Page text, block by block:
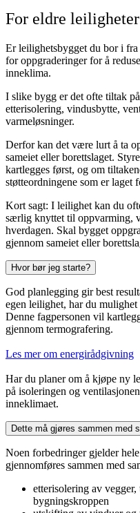
For eldre leiligheter
Er leilighetsbygget du bor i
for oppgraderinger for å
inneklima.
I slike bygg er det ofte tiltak
etterisolering, vindusbytte,
varmeløsninger.
Derfor kan det være lurt å ta
sameiet eller borettslaget.
kartlegges først, og om
støtteordningene som er laget
Kort sagt: I leilighet kan du
særlig knyttet til oppvarming,
hverdagen. Skal bygget
gjennom sameiet eller
Hvor bør jeg starte?
God planlegging gir best
egen leilighet, har du
Denne fagpersonen vil
gjennom termografering.
Les mer om energirådgivning
Har du planer om å kjøpe ny
på isoleringen og
inneklimaet.
Dette må gjøres sammen med
Noen forbedringer gjelder
gjennomføres sammen med
etterisolering av
bygningskroppen